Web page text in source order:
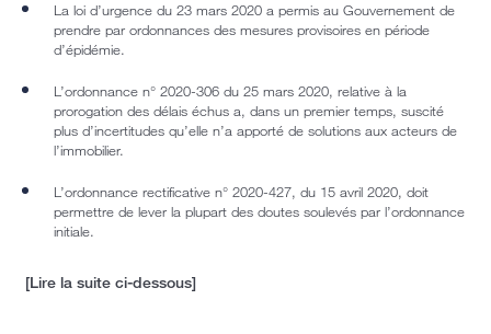
La loi d’urgence du 23 mars 2020 a permis au Gouvernement de
prendre par ordonnances des mesures provisoires en période
d’épidémie.
L’ordonnance n° 2020-306 du 25 mars 2020, relative à la
prorogation des délais échus a, dans un premier temps, suscité
plus d’incertitudes qu’elle n’a apporté de solutions aux acteurs de
l’immobilier.
L’ordonnance rectificative n° 2020-427, du 15 avril 2020, doit
permettre de lever la plupart des doutes soulevés par l’ordonnance
initiale.
[Lire la suite ci-dessous]